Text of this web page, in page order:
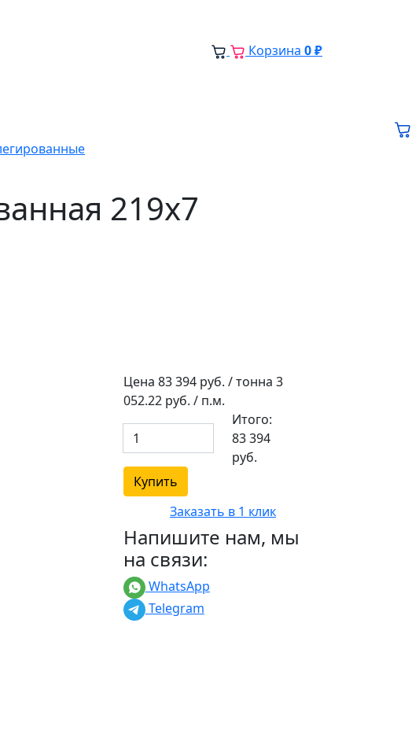
Корзина 0 ₽
219х7
Цена 83 394 руб. / тонна 3
052.22руб. / п.м.
Итого:
83 394
руб.
Купить
Заказать в 1 клик
Напишите нам, мы
на связи:
WhatsApp
Telegram